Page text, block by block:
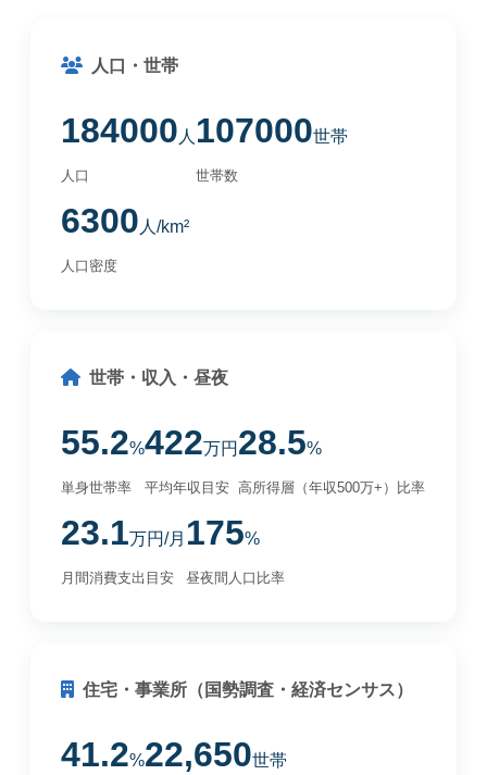
人口・世帯
184000 人
人口
107000世帯
世帯数
6300 人/km²
人口密度
世帯・収入・昼夜
55.2%
単身世帯率
422万円
平均年収目安
28.5%
高所得層（年収500万+）比率
23.1万円/月
月間消費支出目安
175%
昼夜間人口比率
住宅・事業所（国勢調査・経済センサス）
41.2%22,650世帯